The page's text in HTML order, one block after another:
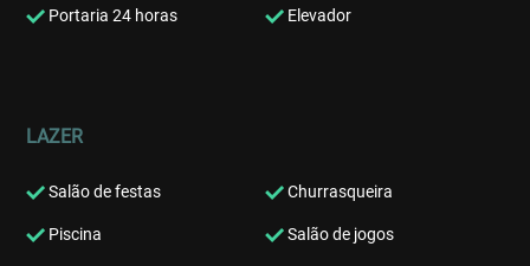
Portaria 24 horas Elevador
LAZER
Salão de festas Churrasqueira
Piscina Salão de jogos